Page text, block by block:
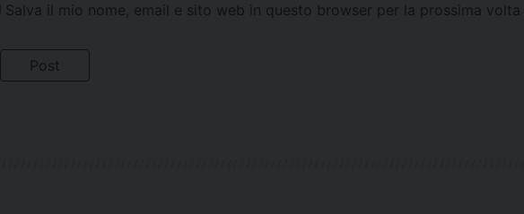
Salva il mio nome, email e sito web in questo browser per la prossima